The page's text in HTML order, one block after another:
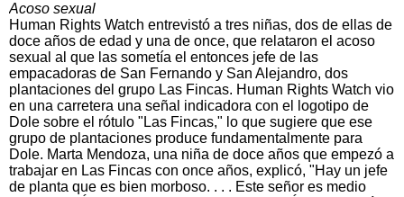
Acoso sexual
Human Rights Watch entrevistó a tres niñas, dos de ellas de
doce años de edad y una de once, que relataron el acoso
sexual al que las sometía el entonces jefe de las
empacadoras de San Fernando y San Alejandro, dos
plantaciones del grupo Las Fincas. Human Rights Watch vio
en una carretera una señal indicadora con el logotipo de
Dole sobre el rótulo "Las Fincas," lo que sugiere que ese
grupo de plantaciones produce fundamentalmente para
Dole. Marta Mendoza, una niña de doce años que empezó a
trabajar en Las Fincas con once años, explicó, "Hay un jefe
de planta que es bien morboso. . . . Este señor es medio